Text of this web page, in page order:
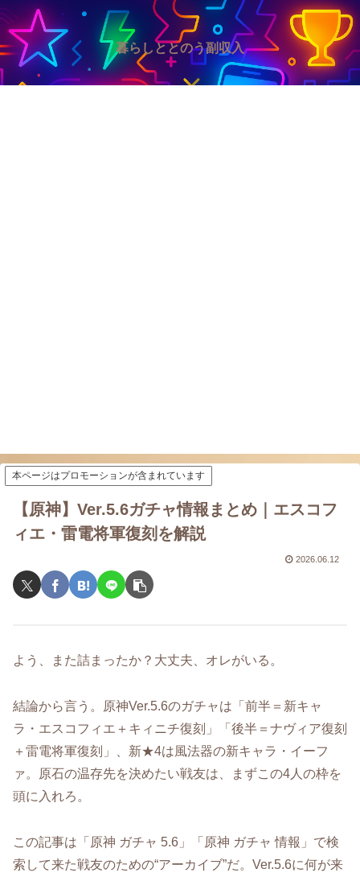
暮らしととのう副収入
本ページはプロモーションが含まれています
【原神】Ver.5.6ガチャ情報まとめ｜エスコフ
ィエ・雷電将軍復刻を解説
2026.06.12
よう、また詰まったか？大丈夫、オレがいる。
結論から言う。原神Ver.5.6のガチャは「前半＝新キャ
ラ・エスコフィエ＋キィニチ復刻」「後半＝ナヴィア復刻
＋雷電将軍復刻」、新★4は風法器の新キャラ・イーフ
ァ。原石の温存先を決めたい戦友は、まずこの4人の枠を
頭に入れろ。
この記事は「原神 ガチャ 5.6」「原神 ガチャ 情報」で検
索して来た戦友のための“アーカイブ”だ。Ver.5.6に何が来